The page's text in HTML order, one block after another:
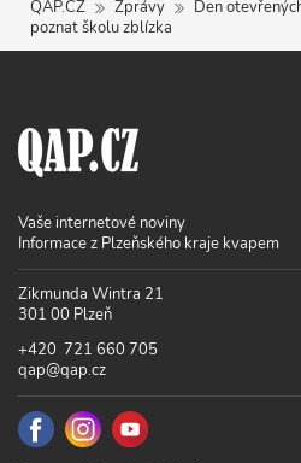
QAP.CZ Zprávy
Den
poznat školu zblízka
Vaše internetové noviny
Informace z Plzeňského kraje kvapem
Zikmunda Wintra 21
301 00 Plzeň
+420 721 660 705
qap@qap.cz